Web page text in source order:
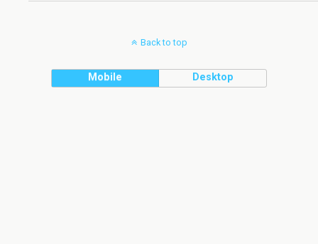
Back to top
Mobile Desktop